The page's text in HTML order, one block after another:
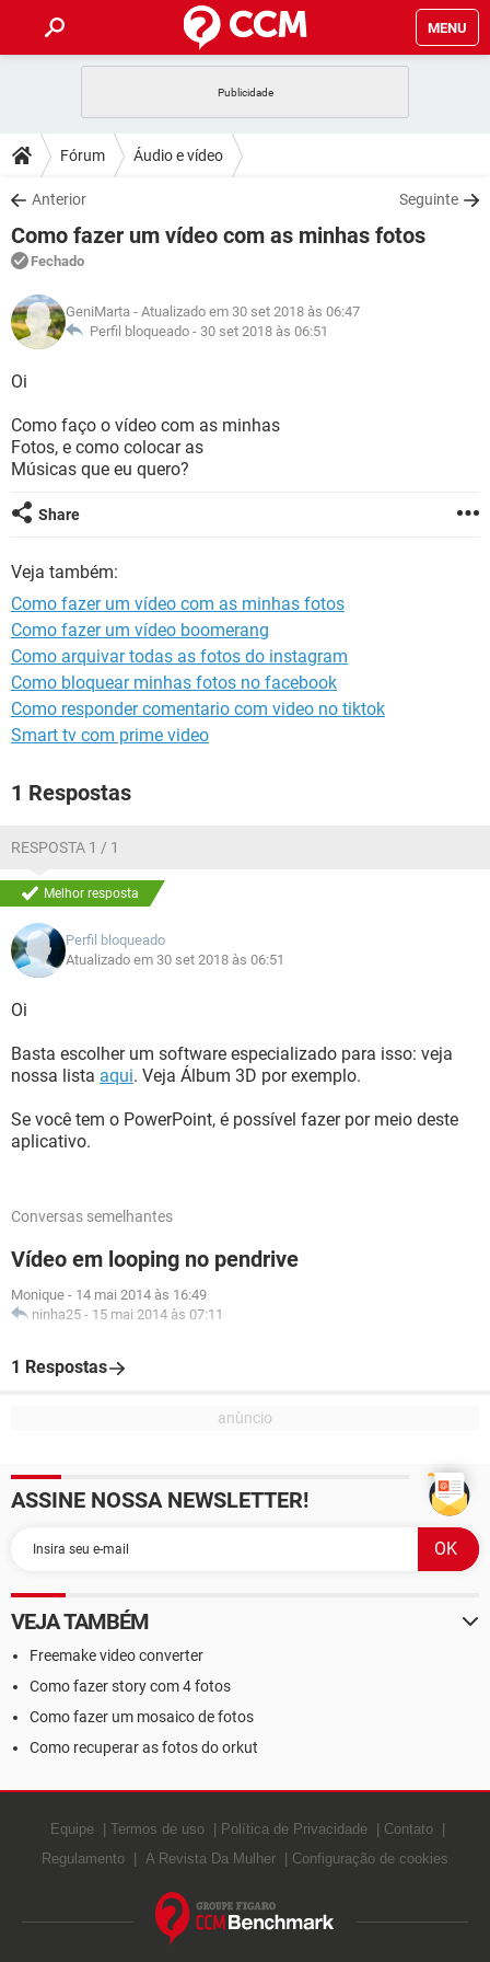
MENU
CELULAR
OUTLOOK
INSTAGRAM GMAIL
GUIA DE COMPRAS
DICAS
JOGOS
OUTLOOK
INSTAGRAM
GUIA DE COMPRAS
DOWNLOADS
JOGOS WHATSAPP
CELULAR
OUTLOOK EXCEL
INSTAGRAM
GUIA DE COMPRAS
FÓRUM
JOGOS
CELULAR FACEBOOK
GUIA DE COMPRAS
GLOSSÁRIO
JOGOS
CELULAR
OUTLOOK EXCEL
INSTAGRAM
Fórum Áudio e vídeo
Anterior Seguinte
Como fazer um vídeo com as minhas fotos
Fechado
GeniMarta - Atualizado em 30 set 2018 às 06:47
Perfil bloqueado - 30 set 2018 às 06:51
Oi
Como faço o vídeo com as minhas
Fotos, e como colocar as
Músicas que eu quero?
Share
Veja também:
Como fazer um vídeo com as minhas fotos
Como fazer um vídeo boomerang
Como arquivar todas as fotos do instagram
Como bloquear minhas fotos no facebook
Como responder comentario com video no tiktok
Smart tv com prime video
1 Respostas
RESPOSTA 1 / 1
Melhor resposta
Perfil bloqueado
Atualizado em 30 set 2018 às 06:51
Oi
Basta escolher um software especializado para isso: veja
nossa lista aqui. Veja Álbum 3D por exemplo.
Se você tem o PowerPoint, é possível fazer por meio deste
aplicativo.
Conversas semelhantes
Vídeo em looping no pendrive
Monique - 14 mai 2014 às 16:49
ninha25 - 15 mai 2014 às 07:11
1 Respostas
ASSINE NOSSA NEWSLETTER!
VEJA TAMBÉM
Freemake video converter
Como fazer story com 4 fotos
Como fazer um mosaico de fotos
Como recuperar as fotos do orkut
Equipe Termos de uso Política de Privacidade
Contato
Regulamento
A Revista Da Mulher Configuração de cookies